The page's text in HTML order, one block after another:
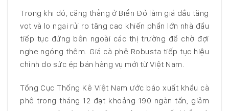
Trong khi đó, căng thẳng ở Biển Đỏ làm giá dầu tăng
vọt và lo ngại rủi ro tăng cao khiến phần lớn nhà đầu
tiếp tục đứng bên ngoài các thị trường để chờ đợi
nghe ngóng thêm. Giá cà phê Robusta tiếp tục hiệu
chỉnh do sức ép bán hàng vụ mới từ Việt Nam.
Tổng Cục Thống Kê Việt Nam ước báo xuất khẩu cà
phê trong tháng 12 đạt khoảng 190 ngàn tấn, giảm